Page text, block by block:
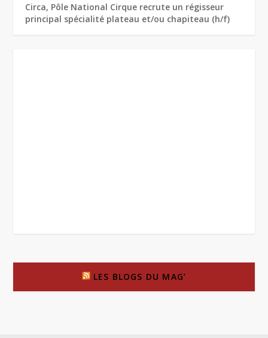
Circa, Pôle National Cirque recrute un régisseur
principal spécialité plateau et/ou chapiteau (h/f)
LES BLOGS DU MAG’